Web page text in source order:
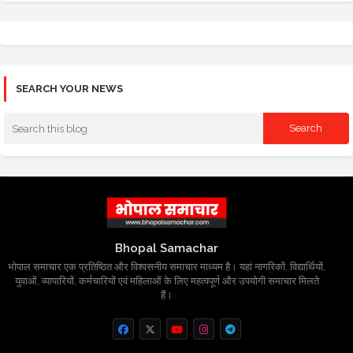
SEARCH YOUR NEWS
Bhopal Samachar
भोपाल समाचार एक प्रतिष्ठित और विश्वसनीय समाचार माध्यम है। यहां नागरिकों, विद्यार्थियों,
युवाओं, व्यापारियों, कर्मचारियों एवं महिलाओं के लिए महत्वपूर्ण और उपयोगी समाचार मिलते
हैं।